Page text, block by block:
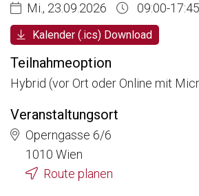
Mi., 23.09.2026
09:00-
Kalender (.ics) Download
Teilnahmeoption
Hybrid (vor Ort oder Online mit
Veranstaltungsort
Operngasse 6/6
1010 Wien
Route planen